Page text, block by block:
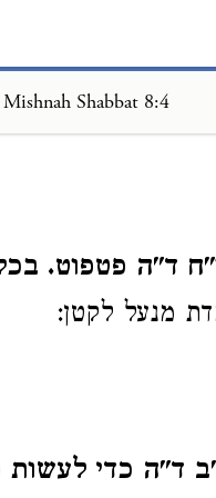
Shabbat 8:4
ד"ה פטפוט.
מנעל לקטן:
ד"ה כדי לעשות